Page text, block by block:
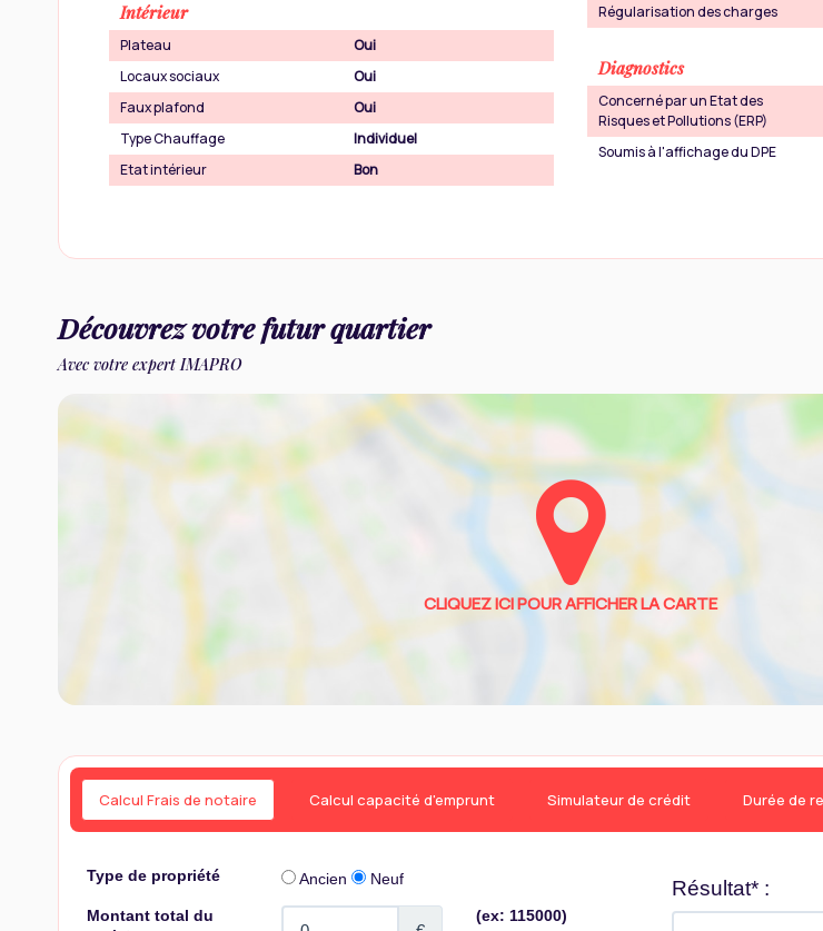
Régularisation des charges
Intérieur
Plateau
Oui
Locaux sociaux
Oui
Faux plafond
Oui
Type Chauffage
Individuel
Etat intérieur
Bon
Diagnostics
Concerné par un Etat des
Risques et Pollutions (ERP)
Soumis à l'affichage du DPE
Découvrez votre futur quartier
Avec votre expert IMAPRO
Calcul Frais de notaire Calcul capacité d'emprunt Simulateur de crédit Durée de